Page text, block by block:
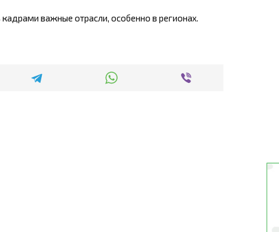
важные отрасли, особенно в регионах.